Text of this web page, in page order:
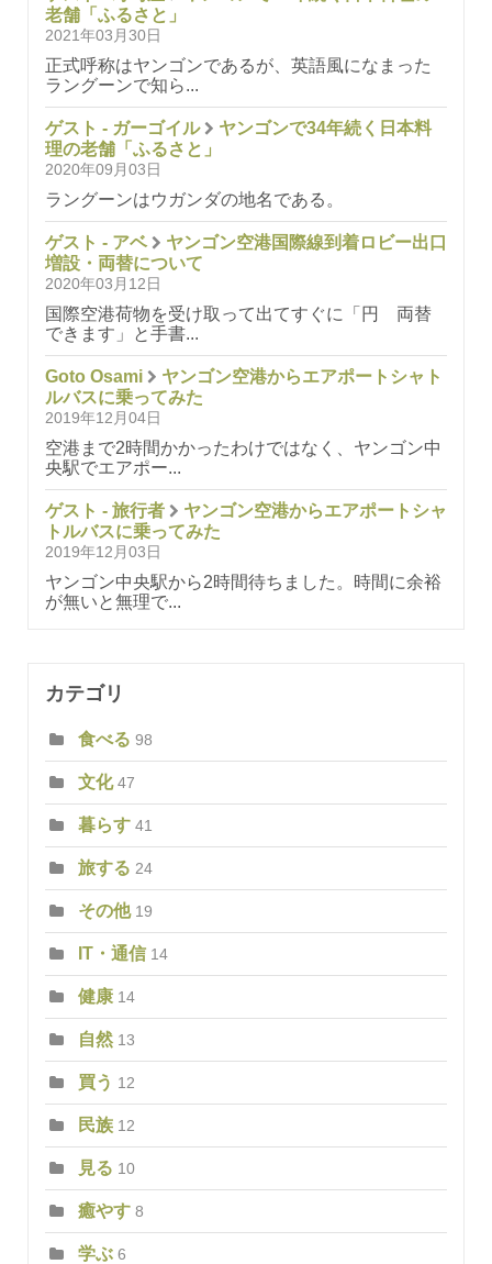
老舗「ふるさと」
2021年03月30日
正式呼称はヤンゴンであるが、英語風になまった
ラングーンで知ら...
ゲスト - ガーゴイル
ヤンゴンで34年続く日本料
理の老舗「ふるさと」
2020年09月03日
ラングーンはウガンダの地名である。
ゲスト - アベ
ヤンゴン空港国際線到着ロビー出口
増設・両替について
2020年03月12日
国際空港荷物を受け取って出てすぐに「円 両替
できます」と手書...
Goto Osami
ヤンゴン空港からエアポートシャト
ルバスに乗ってみた
2019年12月04日
空港まで2時間かかったわけではなく、ヤンゴン中
央駅でエアポー...
ゲスト - 旅行者
ヤンゴン空港からエアポートシャ
トルバスに乗ってみた
2019年12月03日
ヤンゴン中央駅から2時間待ちました。時間に余裕
が無いと無理で...
カテゴリ
食べる 98
文化 47
暮らす 41
旅する 24
その他 19
IT・通信 14
健康 14
自然 13
買う 12
民族 12
見る 10
癒やす 8
学ぶ 6